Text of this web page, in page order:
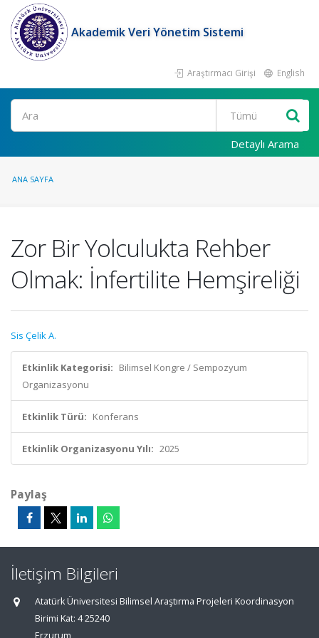
Akademik Veri Yönetim Sistemi
Araştırmacı Girişi English
Ara
Detaylı Arama
ANA SAYFA
Zor Bir Yolculukta Rehber
Olmak: İnfertilite Hemşireliği
Sis Çelik A.
Etkinlik Kategorisi: Bilimsel Kongre / Sempozyum
Organizasyonu
Etkinlik Türü: Konferans
Etkinlik Organizasyonu Yılı: 2025
Paylaş
İletişim Bilgileri
Atatürk Üniversitesi Bilimsel Araştırma Projeleri Koordinasyon
Birimi Kat: 4 25240
Erzurum